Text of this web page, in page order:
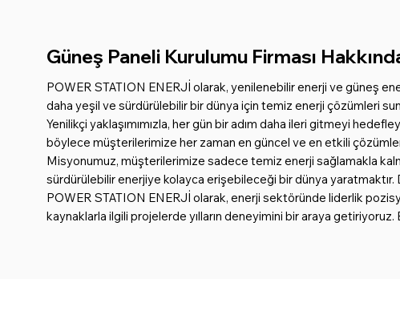
Güneş Paneli Kurulumu Firması
POWER STATION ENERJİ olarak, yenilenebilir enerji ve güneş
daha yeşil ve sürdürülebilir bir dünya için temiz enerji çözümleri
Yenilikçi yaklaşımımızla, her gün bir adım daha ileri gitmeyi
böylece müşterilerimize her zaman en güncel ve en etkili
Misyonumuz, müşterilerimize sadece temiz enerji sağlamakla
sürdürülebilir enerjiye kolayca erişebileceği bir dünya
POWER STATION ENERJİ olarak, enerji sektöründe liderlik
kaynaklarla ilgili projelerde yılların deneyimini bir araya